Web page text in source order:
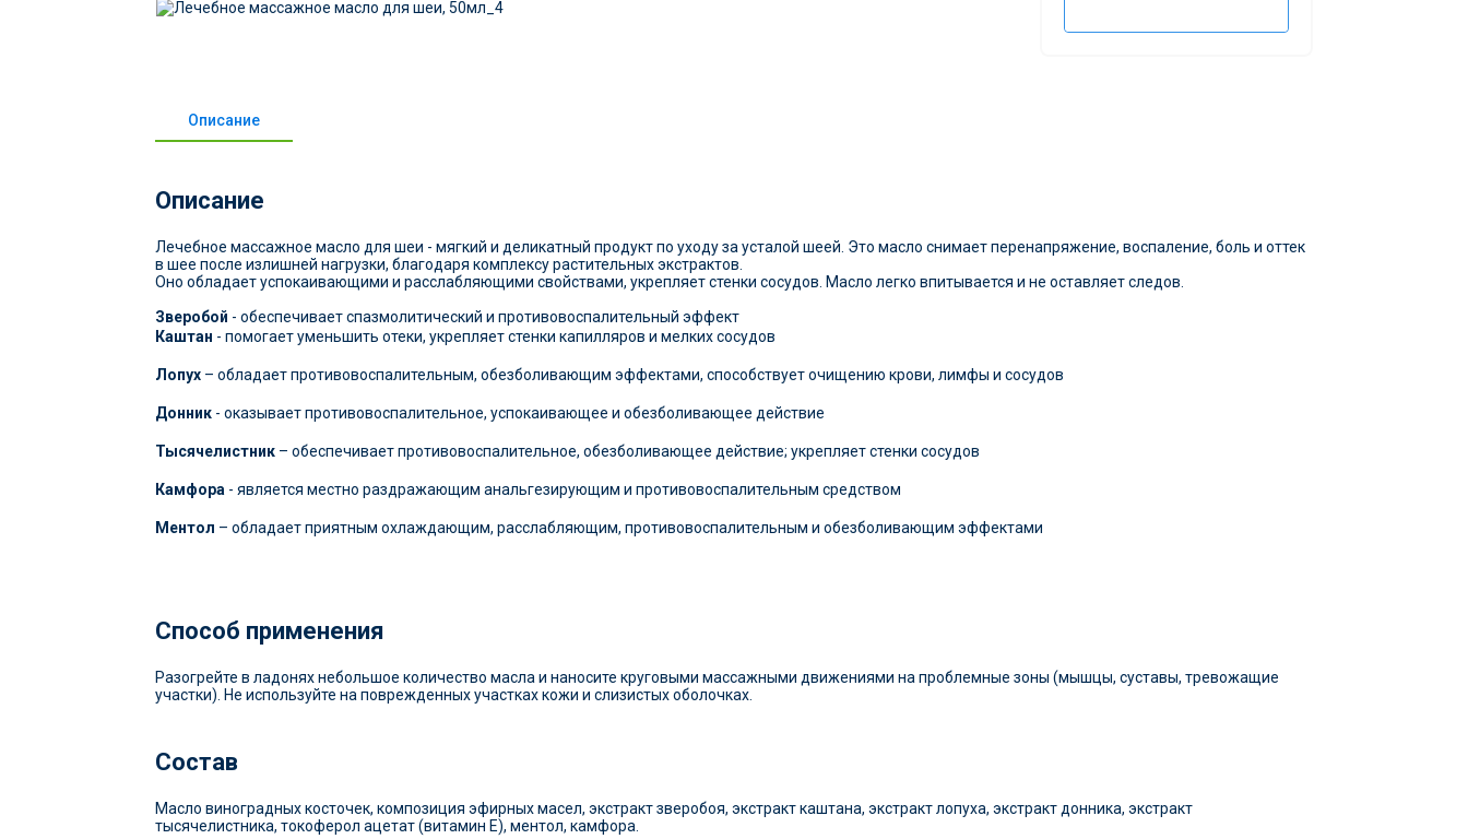
Описание
Описание
Лечебное массажное масло для шеи - мягкий и деликатный продукт по уходу за усталой шеей. Это масло снимает перенапряжение, воспаление, боль и оттек
в шее после излишней нагрузки, благодаря комплексу растительных экстрактов.
Оно обладает успокаивающими и расслабляющими свойствами, укрепляет стенки сосудов. Масло легко впитывается и не оставляет следов.
Зверобой - обеспечивает спазмолитический и противовоспалительный эффект
Каштан - помогает уменьшить отеки, укрепляет стенки капилляров и мелких сосудов
Лопух – обладает противовоспалительным, обезболивающим эффектами, способствует очищению крови, лимфы и сосудов
Донник - оказывает противовоспалительное, успокаивающее и обезболивающее действие
Тысячелистник – обеспечивает противовоспалительное, обезболивающее действие; укрепляет стенки сосудов
Камфора - является местно раздражающим анальгезирующим и противовоспалительным средством
Ментол – обладает приятным охлаждающим, расслабляющим, противовоспалительным и обезболивающим эффектами
Способ применения
Разогрейте в ладонях небольшое количество масла и наносите круговыми массажными движениями на проблемные зоны (мышцы, суставы, тревожащие
участки). Не используйте на поврежденных участках кожи и слизистых оболочках.
Состав
Масло виноградных косточек, композиция эфирных масел, экстракт зверобоя, экстракт каштана, экстракт лопуха, экстракт донника, экстракт
тысячелистника, токоферол ацетат (витамин Е), ментол, камфора.